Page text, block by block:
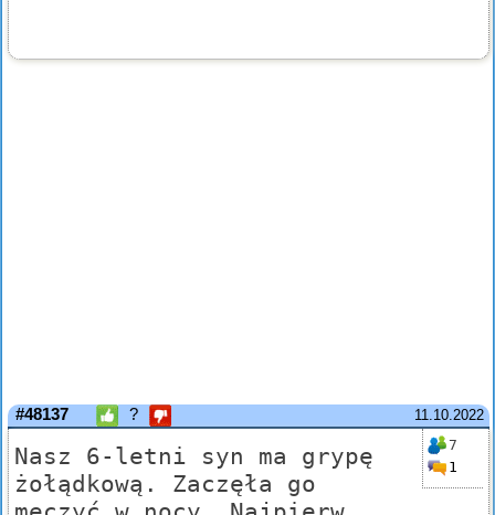
11.10.2022
#48137 ?
7
1
Nasz 6-letni syn ma grypę
żołądkową. Zaczęła go